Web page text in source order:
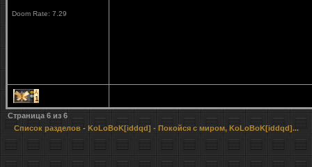
Doom Rate: 7.29
1
Страница 6 из 6
Список разделов- KoLoBoK[iddqd] - Покойся с миром, KoLoBoK[iddqd]...